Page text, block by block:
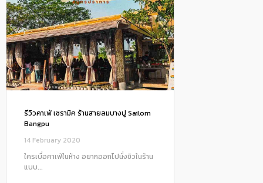
รีวิวคาเฟ่ เซรามิค ร้านสายลมบางปู Sailom
Bangpu
14 February 2020
ใครเบื่อคาเฟ่ในห้าง อยากออกไปนั่งชิวในร้าน
แบบ...